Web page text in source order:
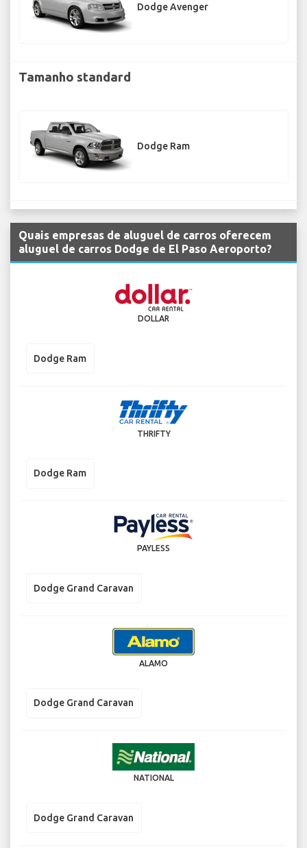
Dodge Avenger
Tamanho standard
Dodge Ram
Quais empresas de aluguel de carros oferecem
aluguel de carros Dodge de El Paso Aeroporto?
DOLLAR
Dodge Ram
THRIFTY
Dodge Ram
PAYLESS
Dodge Grand Caravan
ALAMO
Dodge Grand Caravan
NATIONAL
Dodge Grand Caravan